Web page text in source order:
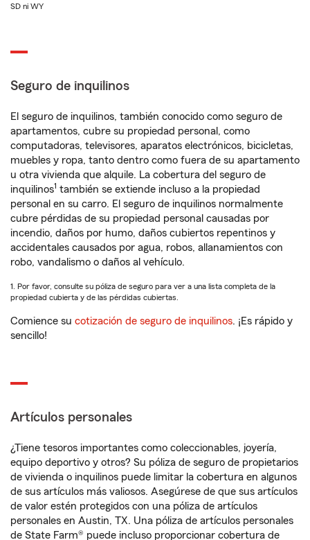
SD ni WY
Seguro de inquilinos
El seguro de inquilinos, también conocido como seguro de
apartamentos, cubre su propiedad personal, como
computadoras, televisores, aparatos electrónicos, bicicletas,
muebles y ropa, tanto dentro como fuera de su apartamento
u otra vivienda que alquile. La cobertura del seguro de
inquilinos1 también se extiende incluso a la propiedad
personal en su carro. El seguro de inquilinos normalmente
cubre pérdidas de su propiedad personal causadas por
incendio, daños por humo, daños cubiertos repentinos y
accidentales causados por agua, robos, allanamientos con
robo, vandalismo o daños al vehículo.
1. Por favor, consulte su póliza de seguro para ver a una lista completa de la
propiedad cubierta y de las pérdidas cubiertas.
Comience su cotización de seguro de inquilinos. ¡Es rápido y
sencillo!
Artículos personales
¿Tiene tesoros importantes como coleccionables, joyería,
equipo deportivo y otros? Su póliza de seguro de propietarios
de vivienda o inquilinos puede limitar la cobertura en algunos
de sus artículos más valiosos. Asegúrese de que sus artículos
de valor estén protegidos con una póliza de artículos
personales en Austin, TX. Una póliza de artículos personales
de State Farm® puede incluso proporcionar cobertura de